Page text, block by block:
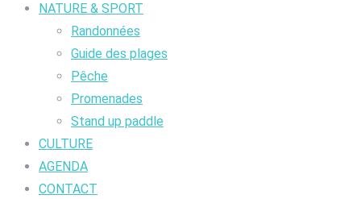
NATURE & SPORT
Randonnées
Guide des plages
Pêche
Promenades
Stand up paddle
CULTURE
AGENDA
CONTACT